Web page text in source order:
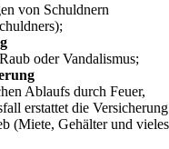
von Schuldnern
oder Vandalismus;
Ablaufs durch Feuer,
erstattet die Versicherung
(Miete, Gehälter und vieles